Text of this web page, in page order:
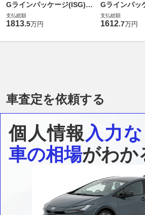
Gラインパッケージ(ISG) 4
WD MP202601
支払総額
1813.5万円
Gラインパッ
WD MP202502
支払総額
1612.7万円
車査定を依頼する
個人情報入力
車の相場がわか